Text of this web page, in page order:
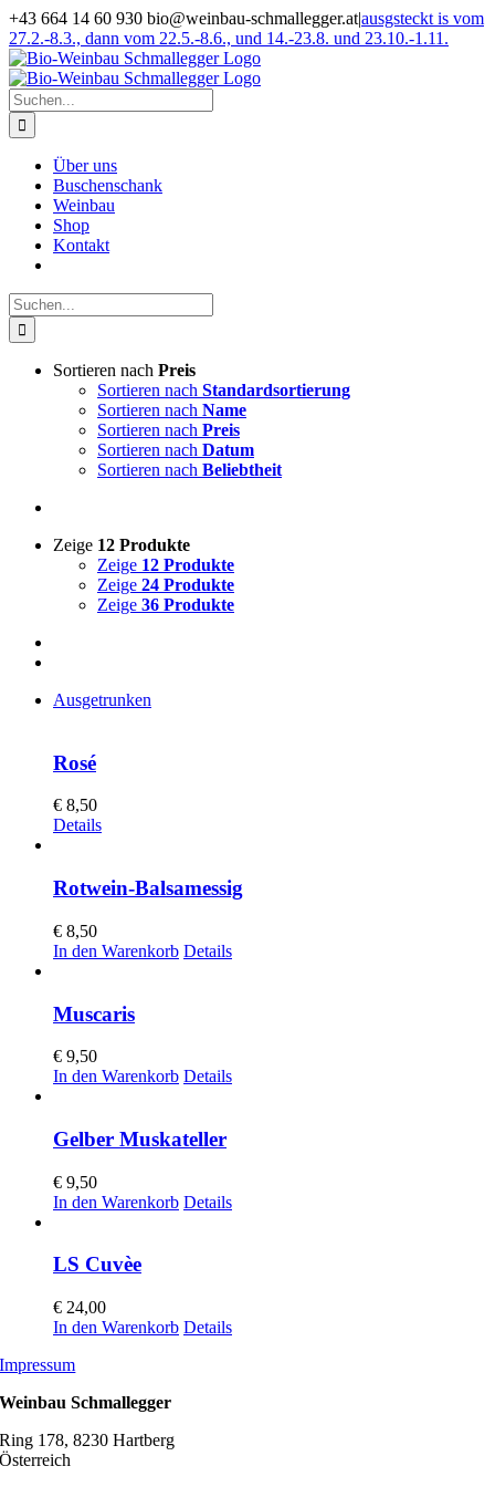
Zum
Inhalt
springen
+43 664 14 60 930 bio@weinbau-schmallegger.at|ausgsteckt is vom
27.2.-8.3., dann vom 22.5.-8.6., und 14.-23.8. und 23.10.-1.11.
Facebook
Instagram
Suche
nach:
Über uns
Buschenschank
Weinbau
Shop
Kontakt
Suche
nach:
Sortieren nach Preis
Sortieren nach Standardsortierung
Sortieren nach Name
Sortieren nach Preis
Sortieren nach Datum
Sortieren nach Beliebtheit
Zeige 12 Produkte
Zeige 12 Produkte
Zeige 24 Produkte
Zeige 36 Produkte
Ausgetrunken
Rosé
€ 8,50
Details
Rotwein-Balsamessig
€ 8,50
In den Warenkorb Details
Muscaris
€ 9,50
In den Warenkorb Details
Gelber Muskateller
€ 9,50
In den Warenkorb Details
LS Cuvèe
€ 24,00
In den Warenkorb Details
Impressum
Weinbau Schmallegger
Ring 178, 8230 Hartberg
Österreich